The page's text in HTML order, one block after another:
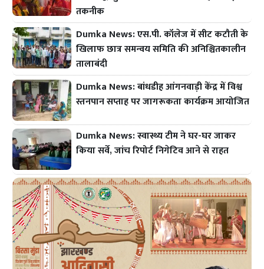
तकनीक
Dumka News: एस.पी. कॉलेज में सीट कटौती के
खिलाफ छात्र समन्वय समिति की अनिश्चितकालीन
तालाबंदी
Dumka News: बांधडीह आंगनवाड़ी केंद्र में विश्व
स्तनपान सप्ताह पर जागरूकता कार्यक्रम आयोजित
Dumka News: स्वास्थ्य टीम ने घर-घर जाकर
किया सर्वे, जांच रिपोर्ट निगेटिव आने से राहत